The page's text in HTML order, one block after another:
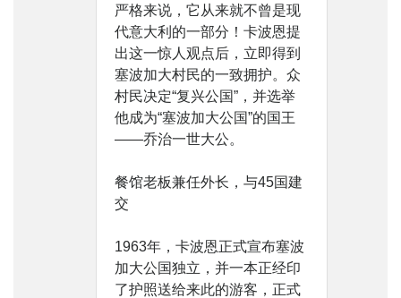
严格来说，它从来就不曾是现
代意大利的一部分！卡波恩提
出这一惊人观点后，立即得到
塞波加大村民的一致拥护。众
村民决定“复兴公国”，并选举
他成为“塞波加大公国”的国王
——乔治一世大公。
餐馆老板兼任外长，与45国建
交
1963年，卡波恩正式宣布塞波
加大公国独立，并一本正经印
了护照送给来此的游客，正式